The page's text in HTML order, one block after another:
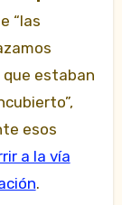
“las
que estaban
esos
a la vía
.